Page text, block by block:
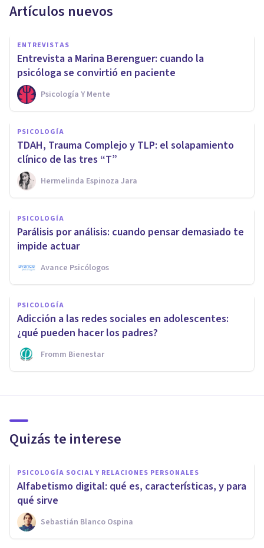
Artículos nuevos
ENTREVISTAS
Entrevista a Marina Berenguer: cuando la
psicóloga se convirtió en paciente
Psicología Y Mente
PSICOLOGÍA
TDAH, Trauma Complejo y TLP: el solapamiento
clínico de las tres “T”
Hermelinda Espinoza Jara
PSICOLOGÍA
Parálisis por análisis: cuando pensar demasiado te
impide actuar
Avance Psicólogos
PSICOLOGÍA
Adicción a las redes sociales en adolescentes:
¿qué pueden hacer los padres?
Fromm Bienestar
Quizás te interese
PSICOLOGÍA SOCIAL Y RELACIONES PERSONALES
Alfabetismo digital: qué es, características, y para
qué sirve
Sebastián Blanco Ospina